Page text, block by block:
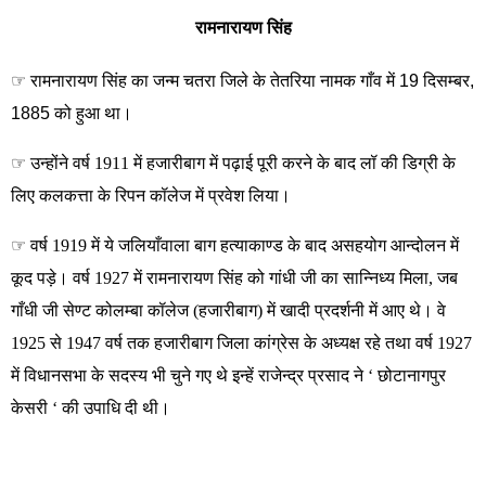
content
रामनारायण सिंह
☞ रामनारायण सिंह का जन्म चतरा जिले के तेतरिया नामक गाँव में 19 दिसम्बर,
1885 को हुआ था।
☞उन्होंने वर्ष 1911 में हजारीबाग में पढ़ाई पूरी करने के बाद लॉ की डिग्री के
लिए कलकत्ता के रिपन कॉलेज में प्रवेश लिया।
☞वर्ष 1919 में ये जलियाँवाला बाग हत्याकाण्ड के बाद असहयोग आन्दोलन में
कूद पड़े। वर्ष 1927 में रामनारायण सिंह को गांधी जी का सान्निध्य मिला, जब
गाँधी जी सेण्ट कोलम्बा कॉलेज (हजारीबाग) में खादी प्रदर्शनी में आए थे। वे
1925 से 1947 वर्ष तक हजारीबाग जिला कांग्रेस के अध्यक्ष रहे तथा वर्ष 1927
में विधानसभा के सदस्य भी चुने गए थे इन्हें राजेन्द्र प्रसाद ने ‘ छोटानागपुर
केसरी ‘ की उपाधि दी थी।